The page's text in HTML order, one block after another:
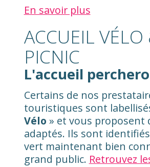
En savoir plus
ACCUEIL
PICNIC
L'accueil
Certains de nos
touristiques sont
Vélo » et vous proposent
adaptés. Ils sont
vert maintenant bien
grand public. Retrouvez